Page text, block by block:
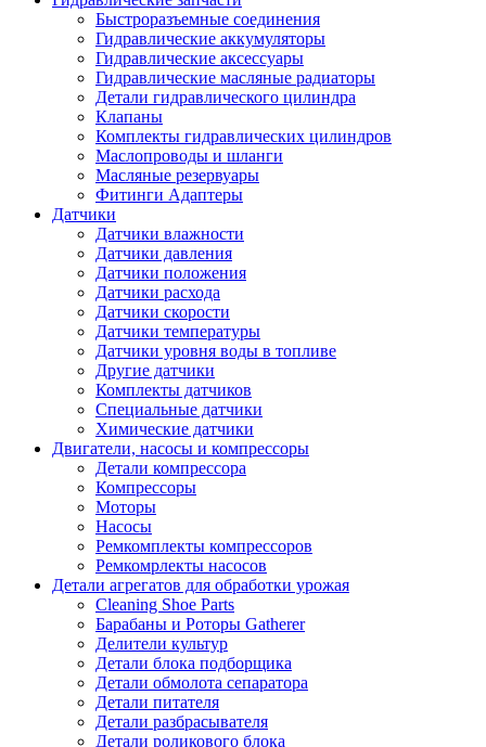
Быстроразъемные соединения
Гидравлические аккумуляторы
Гидравлические аксессуары
Гидравлические масляные радиаторы
Детали гидравлического цилиндра
Клапаны
Комплекты гидравлических цилиндров
Маслопроводы и шланги
Масляные резервуары
Фитинги Адаптеры
Датчики
Датчики влажности
Датчики давления
Датчики положения
Датчики расхода
Датчики скорости
Датчики температуры
Датчики уровня воды в топливе
Другие датчики
Комплекты датчиков
Специальные датчики
Химические датчики
Двигатели, насосы и компрессоры
Детали компрессора
Компрессоры
Моторы
Насосы
Ремкомплекты компрессоров
Ремкомрлекты насосов
Детали агрегатов для обработки урожая
Cleaning Shoe Parts
Барабаны и Роторы Gatherer
Делители культур
Детали блока подборщика
Детали обмолота сепаратора
Детали питателя
Детали разбрасывателя
Детали роликового блока